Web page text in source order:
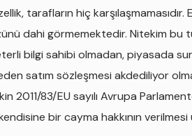
tarafların hiç
dahi görmemektedir. Nitekim
bilgi sahibi olmadan, piyasada
satım sözleşmesi akdediliyor
2011/83/EU sayılı Avrupa
kendisine bir cayma hakkının